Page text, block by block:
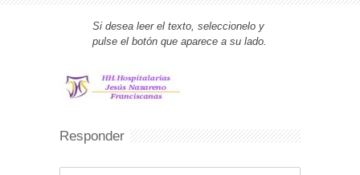
Si desea leer el texto, seleccionelo y
pulse el botón que aparece a su lado.
Responder